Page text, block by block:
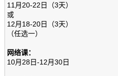
11月20-22日（3天）
或
12月18-20日（3天）
（任选一）
网络课：
10月28日-12月30日